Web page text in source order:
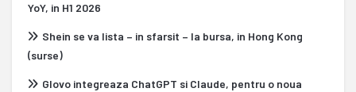
YoY, in H1 2026
Shein se va lista – in sfarsit – la bursa, in Hong Kong
(surse)
Glovo integreaza ChatGPT si Claude, pentru o noua